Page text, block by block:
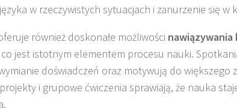
w rzeczywistych sytuacjach i zanurzenie się w
również doskonałe możliwości
jest istotnym elementem procesu nauki.
doświadczeń oraz motywują do większego
i grupowe ćwiczenia sprawiają, że nauka